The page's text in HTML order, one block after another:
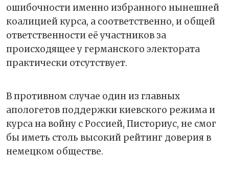
ошибочности именно избранного нынешней
коалицией курса, а соответственно, и общей
ответственности её участников за
происходящее у германского электората
практически отсутствует.
В противном случае один из главных
апологетов поддержки киевского режима и
курса на войну с Россией, Писториус, не смог
бы иметь столь высокий рейтинг доверия в
немецком обществе.